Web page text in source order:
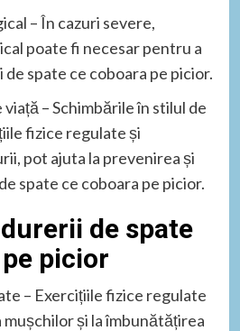
– În cazuri severe,
poate fi necesar pentru a
de spate ce coboara pe picior.
– Schimbările în stilul de
fizice regulate și
pot ajuta la prevenirea și
spate ce coboara pe picior.
de spate
picior
– Exercițiile fizice regulate
și la îmbunătățirea